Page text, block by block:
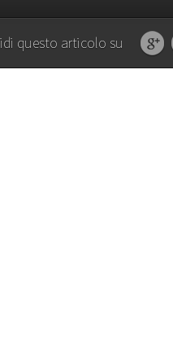
questo articolo su